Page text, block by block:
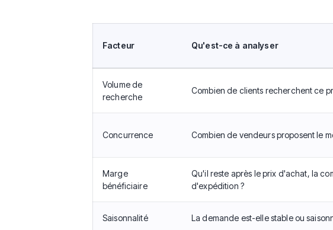
Facteur Qu'est-ce à analyser
Volume de
recherche
Combien de clients recherchent ce
Concurrence Combien de vendeurs proposent le
Marge
bénéficiaire
Qu'il reste après le prix d'achat, la
d'expédition ?
Saisonnalité La demande est-elle stable ou